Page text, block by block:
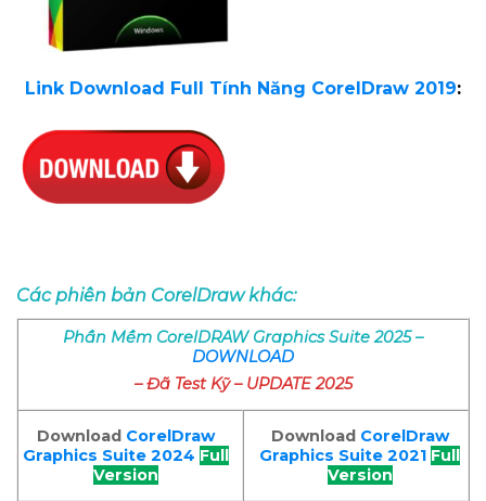
Link Download Full Tính Năng CorelDraw 2019:
Các phiên bản CorelDraw khác:
Phần Mềm CorelDRAWGraphics Suite 2025 –
DOWNLOAD
– Đã Test Kỹ – UPDATE 2025
Download CorelDraw
Graphics Suite 2024 Full
Version
Download CorelDraw
Graphics Suite 2021 Full
Version